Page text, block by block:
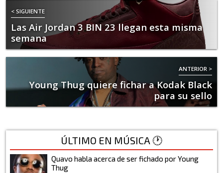
< SIGUIENTE
Las Air Jordan 3 BIN 23 llegan esta misma
semana
ANTERIOR >
Young Thug quiere fichar a Kodak Black
para su sello
ÚLTIMO EN MÚSICA 🕐
Quavo habla acerca de ser fichado por Young
Thug